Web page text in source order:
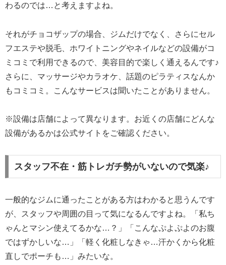
わるのでは…と考えますよね。
それがチョコザップの場合、ジムだけでなく、さらにセル
フエステや脱毛、ホワイトニングやネイルなどの設備がコ
ミコミで利用できるので、美容目的で楽しく通えるんです♪
さらに、マッサージやカラオケ、話題のピラティスなんか
もコミコミ。こんなサービスは聞いたことがありません。
※設備は店舗によって異なります。お近くの店舗にどんな
設備があるかは公式サイトをご確認ください。
スタッフ不在・筋トレガチ勢がいないので気楽♪
一般的なジムに通ったことがある方はわかると思うんです
が、スタッフや周囲の目って気になるんですよね。「私ち
ゃんとマシン使えてるかな…？」「こんなぷよぷよのお腹
ではずかしいな…」「軽く化粧しなきゃ…汗かくから化粧
直しでポーチも…」みたいな。